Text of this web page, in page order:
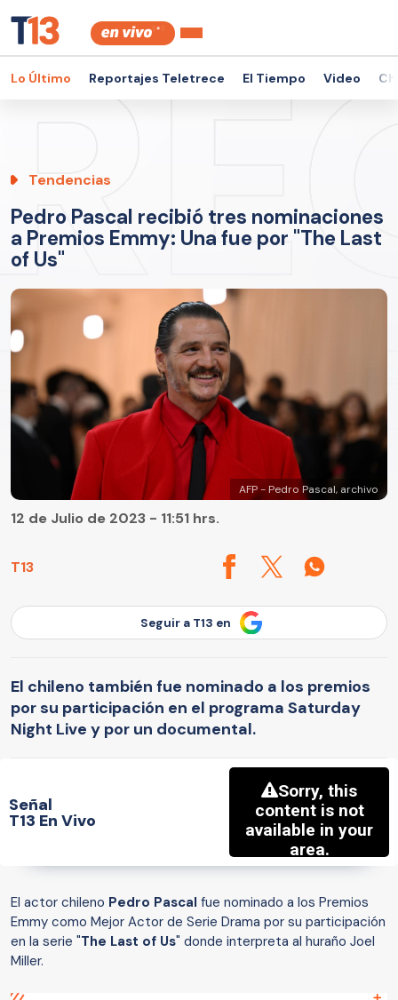
Lo Último Reportajes Teletrece El Tiempo Video
Tendencias
Pedro Pascal recibió tres nominaciones
a Premios Emmy: Una fue por "The Last
of Us"
AFP - Pedro Pascal, archivo
T13
12 de Julio de 2023 - 11:51 hrs.
Seguir a T13 en
El chileno también fue nominado a los premios
por su participación en el programa Saturday
Night Live y por un documental.
Señal
T13 En Vivo
El actor chileno Pedro Pascal fue nominado a los Premios
Emmy como Mejor Actor de Serie Drama por su participación
en la serie "The Last of Us" donde interpreta al huraño Joel
Miller.